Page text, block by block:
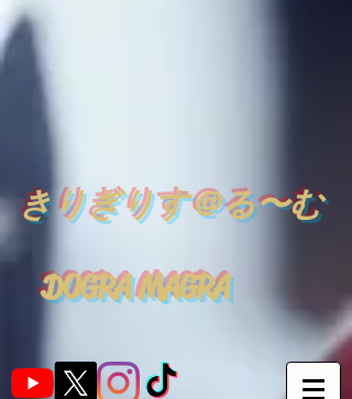
​きりぎりす＠る〜む
DOGRA MAGRA